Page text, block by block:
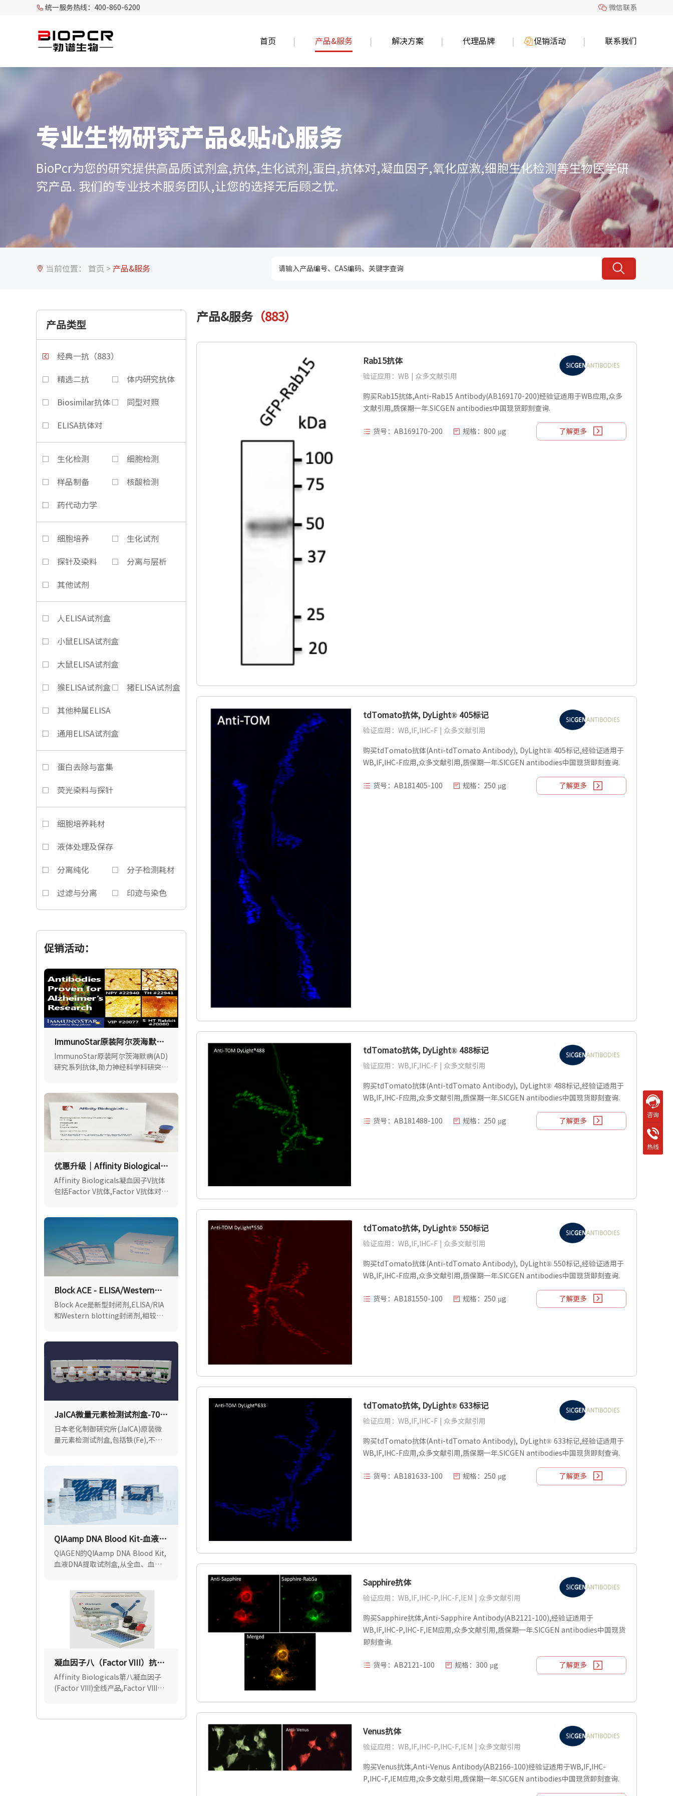
统一服务热线：400-860-6200 微信联系
首页 产品&服务 解决方案 代理品牌 促销活动 联系我们
专业生物研究产品&贴心服务
BioPcr为您的研究提供高品质试剂盒,抗体,生化试剂,蛋白,抗体对,凝血因子,氧化应激,细胞生化检测等生物医学研
究产品. 我们的专业技术服务团队,让您的选择无后顾之忧.
当前位置： 首页 > 产品&服务
产品类型
经典一抗（883）
精选二抗 体内研究抗体
Biosimilar抗体 同型对照
ELISA抗体对
生化检测 细胞检测
样品制备 核酸检测
药代动力学
细胞培养 生化试剂
探针及染料 分离与层析
其他试剂
人ELISA试剂盒
小鼠ELISA试剂盒
大鼠ELISA试剂盒
猴ELISA试剂盒 猪ELISA试剂盒
其他种属ELISA
通用ELISA试剂盒
蛋白去除与富集
荧光染料与探针
细胞培养耗材
液体处理及保存
分离纯化 分子检测耗材
过滤与分离 印迹与染色
促销活动：
ImmunoStar原装阿尔茨海默病
（AD）研究系列抗体
ImmunoStar原装阿尔茨海默病(AD)
研究系列抗体,助力神经科学科研突
优惠升级｜Affinity Biologicals
凝血因子V（Factor V）抗体
Affinity Biologicals凝血因子V抗体
包括Factor V抗体,Factor V抗体对-
Block ACE - ELISA/Western
blotting/免疫染色封闭剂
Block Ace是新型封闭剂,ELISA/RIA
和Western blotting封闭剂,相较于
JaICA微量元素检测试剂盒-70%
优惠
日本老化制御研究所(JaICA)原装微
量元素检测试剂盒,包括铁(Fe),不饱
QIAamp DNA Blood Kit-血液
DNA提取试剂盒
QIAGEN的QIAamp DNA Blood Kit,
血液DNA提取试剂盒,从全血、血
病毒DNA.
凝血因子八（Factor VIII）抗体
及试剂盒 — 70%优惠中
Affinity Biologicals第八凝血因子
(Factor VIII)全线产品,Factor VIII抗
授权代理.
产品&服务 （883）
Rab15抗体
验证应用：WB | 众多文献引用
购买Rab15抗体,Anti-Rab15 Antibody(AB169170-200)经验证适用于WB应用,众多
文献引用,质保期一年.SICGEN antibodies中国现货即刻查询.
货号：AB169170-200 规格：800 µg 了解更多
tdTomato抗体, DyLight® 405标记
验证应用：WB,IF,IHC-F | 众多文献引用
购买tdTomato抗体(Anti-tdTomato Antibody), DyLight® 405标记,经验证适用于
WB,IF,IHC-F应用,众多文献引用,质保期一年.SICGEN antibodies中国现货即刻查询.
货号：AB181405-100 规格：250 µg 了解更多
tdTomato抗体, DyLight® 488标记
验证应用：WB,IF,IHC-F | 众多文献引用
购买tdTomato抗体(Anti-tdTomato Antibody), DyLight® 488标记,经验证适用于
WB,IF,IHC-F应用,众多文献引用,质保期一年.SICGEN antibodies中国现货即刻查询.
货号：AB181488-100 规格：250 µg 了解更多
tdTomato抗体, DyLight® 550标记
验证应用：WB,IF,IHC-F | 众多文献引用
购买tdTomato抗体(Anti-tdTomato Antibody), DyLight® 550标记,经验证适用于
WB,IF,IHC-F应用,众多文献引用,质保期一年.SICGEN antibodies中国现货即刻查询.
货号：AB181550-100 规格：250 µg 了解更多
tdTomato抗体, DyLight® 633标记
验证应用：WB,IF,IHC-F | 众多文献引用
购买tdTomato抗体(Anti-tdTomato Antibody), DyLight® 633标记,经验证适用于
WB,IF,IHC-F应用,众多文献引用,质保期一年.SICGEN antibodies中国现货即刻查询.
货号：AB181633-100 规格：250 µg 了解更多
Sapphire抗体
验证应用：WB,IF,IHC-P,IHC-F,IEM | 众多文献引用
购买Sapphire抗体,Anti-Sapphire Antibody(AB2121-100),经验证适用于
WB,IF,IHC-P,IHC-F,IEM应用,众多文献引用,质保期一年.SICGEN antibodies中国现货
即刻查询.
货号：AB2121-100 规格：300 µg 了解更多
Venus抗体
验证应用：WB,IF,IHC-P,IHC-F,IEM | 众多文献引用
购买Venus抗体,Anti-Venus Antibody(AB2166-100)经验证适用于WB,IF,IHC-
P,IHC-F,IEM应用,众多文献引用,质保期一年.SICGEN antibodies中国现货即刻查询.
咨询
热线